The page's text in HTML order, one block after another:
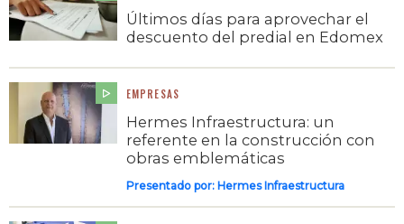
Últimos días para aprovechar el
descuento del predial en Edomex
EMPRESAS
Hermes Infraestructura: un
referente en la construcción con
obras emblemáticas
Presentado por: Hermes Infraestructura